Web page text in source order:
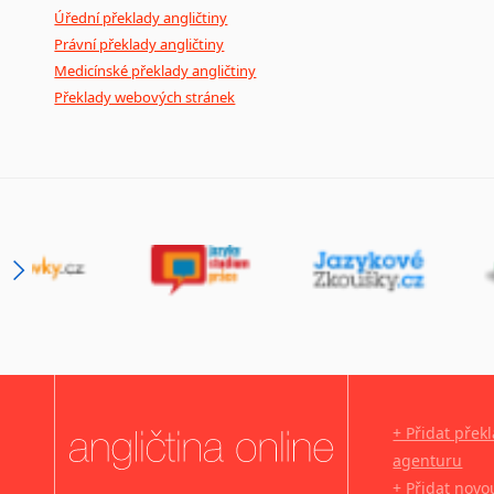
Úřední překlady angličtiny
Právní překlady angličtiny
Medicínské překlady angličtiny
Překlady webových stránek
+ Přidat
agenturu
+ Přidat